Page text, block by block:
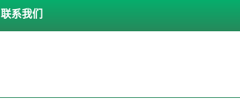
联系我们